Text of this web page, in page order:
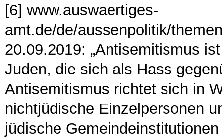
[6] www.auswaertiges-
amt.de/de/aussenpolitik/
20.09.2019: „Antisemitismus
Juden, die sich als Hass
Antisemitismus richtet sich in
nichtjüdische Einzelpersonen
jüdische